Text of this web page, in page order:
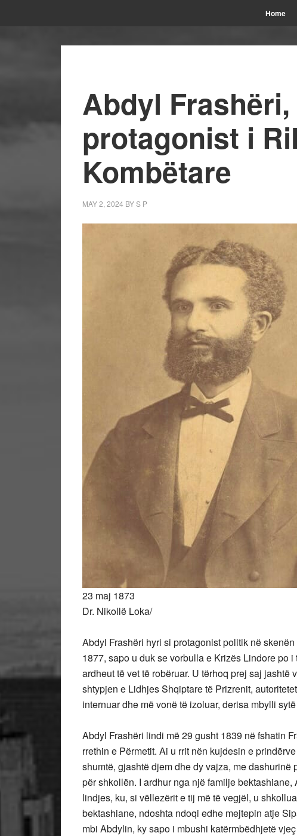
Home
Abdyl
protagonist i
Kombëtare
MAY 2, 2024 BYS P
23 maj 1873
Dr. Nikollë Loka/
Abdyl Frashëri hyri si protagonist politik në
1877, sapo u duk se vorbulla e Krizës Lindore po
ardheut të vet të robëruar. U tërhoq prej saj
shtypjen e Lidhjes Shqiptare të Prizrenit,
internuar dhe më vonë të izoluar, derisa mbylli
Abdyl Frashëri lindi më 29 gusht 1839 në fshatin
rrethin e Përmetit. Ai u rrit nën kujdesin e
shumtë, gjashtë djem dhe dy vajza, me
për shkollën. I ardhur nga një familje
lindjes, ku, si vëllezërit e tij më të vegjël, u
bektashiane, ndoshta ndoqi edhe mejtepin atje
mbi Abdylin, ky sapo i mbushi katërmbëdhjetë